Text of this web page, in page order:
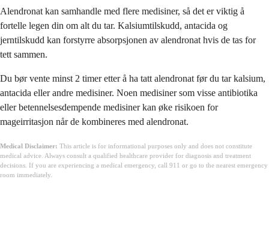
Alendronat kan samhandle med flere medisiner, så det er viktig å
fortelle legen din om alt du tar. Kalsiumtilskudd, antacida og
jerntilskudd kan forstyrre absorpsjonen av alendronat hvis de tas for
tett sammen.
Du bør vente minst 2 timer etter å ha tatt alendronat før du tar kalsium,
antacida eller andre medisiner. Noen medisiner som visse antibiotika
eller betennelsesdempende medisiner kan øke risikoen for
mageirritasjon når de kombineres med alendronat.
Medical Disclaimer: This article is for informational purposes only and does not constitute
medical advice. Always consult a qualified healthcare provider for diagnosis and treatment
decisions. If you are experiencing a medical emergency, call 911 or go to the nearest emergency
room immediately.